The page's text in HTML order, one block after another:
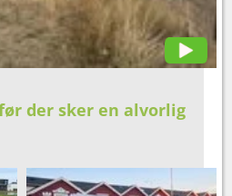
der sker en alvorlig